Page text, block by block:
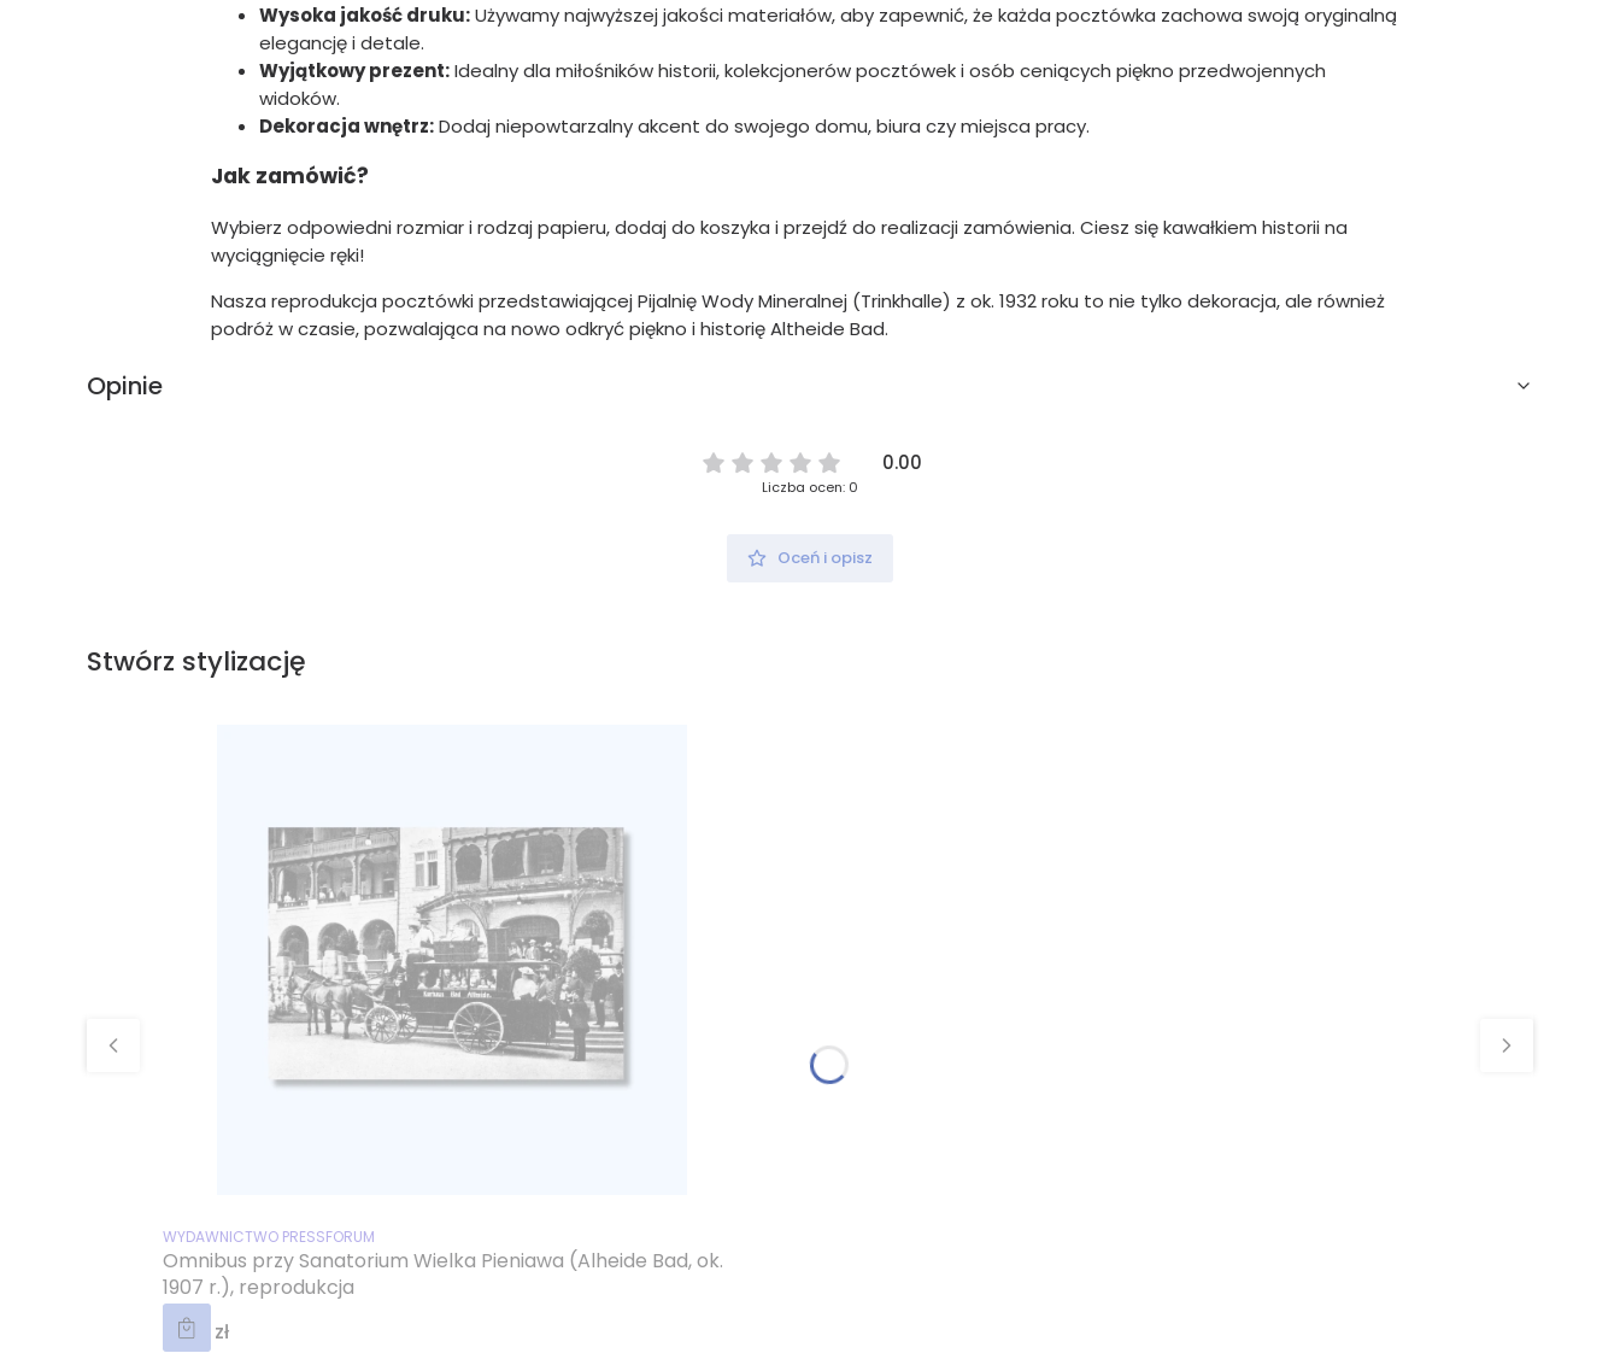
Wysoka jakość druku:Używamy najwyższej jakości materiałów, aby zapewnić, że każda pocztówka zachowa swoją oryginalną
elegancję i detale.
Wyjątkowy prezent:Idealny dla miłośników historii, kolekcjonerów pocztówek i osób ceniących piękno przedwojennych
widoków.
Dekoracja wnętrz:Dodaj niepowtarzalny akcent do swojego domu, biura czy miejsca pracy.
Jak zamówić?
Wybierz odpowiedni rozmiar i rodzaj papieru, dodaj do koszyka i przejdź do realizacji zamówienia. Ciesz się kawałkiem historii na
wyciągnięcie ręki!
Nasza reprodukcja pocztówki przedstawiającej Pijalnię Wody Mineralnej (Trinkhalle) z ok. 1932 roku to nie tylko dekoracja, ale również
podróż w czasie, pozwalająca na nowo odkryć piękno i historię Altheide Bad.
Opinie
0.00
Liczba ocen: 0
Oceń i opisz
Stwórz stylizację
Omnibus przy Sanatorium Wielka Pieniawa (Alheide Bad, ok.
1907 r.), reprodukcja
PRODUCENT
WYDAWNICTWO PRESSFORUM
Cena
15,00 zł